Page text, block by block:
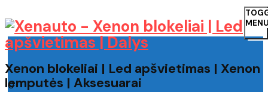
Xenon blokeliai | Led apšvietimas | Xenon
lemputės | Aksesuarai
0